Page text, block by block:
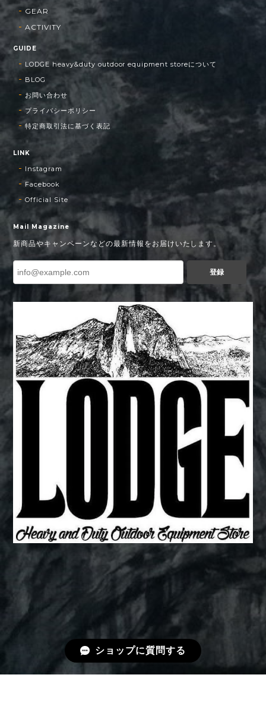
GEAR
ACTIVITY
GUIDE
LODGE heavy&duty outdoor equipment storeについて
BLOG
お問い合わせ
プライバシーポリシー
特定商取引法に基づく表記
LINK
Instagram
Facebook
Official Site
Mail Magazine
新商品やキャンペーンなどの最新情報をお届けいたします。
登録
ショップに質問する